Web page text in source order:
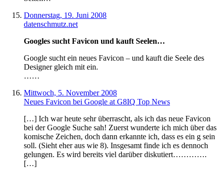
Donnerstag, 19. Juni 2008
datenschmutz.net
Googles sucht Favicon und kauft Seelen…
Google sucht ein neues Favicon – und kauft die Seele des
Designer gleich mit ein.
……
Mittwoch, 5. November 2008
Neues Favicon bei Google at G8IQ Top News
[…] Ich war heute sehr überrascht, als ich das neue Favicon
bei der Google Suche sah! Zuerst wunderte ich mich über das
komische Zeichen, doch dann erkannte ich, dass es ein g sein
soll. (Sieht eher aus wie 8). Insgesamt finde ich es dennoch
gelungen. Es wird bereits viel darüber diskutiert………….
[…]